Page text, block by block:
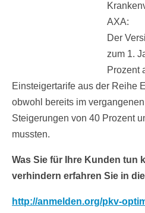
AXA:
Der
zum 1.
Prozent
Einsteigertarife aus der Reihe
obwohl bereits im
Steigerungen von 40 Prozent
mussten.
Was Sie für Ihre Kunden tun
verhindern erfahren Sie in
http://anmelden.org/pkv-